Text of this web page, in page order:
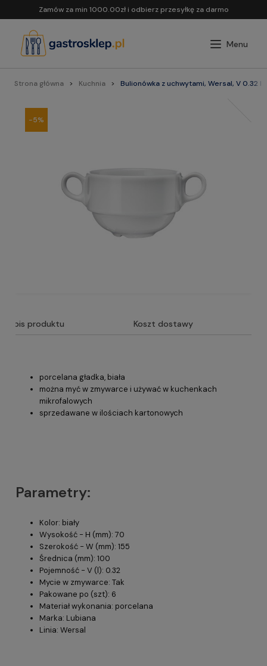
Zamów za min 1000.00zł i odbierz przesyłkę za darmo
Strona główna Kuchnia Bulionówka z uchwytami, Wersal, V 0.32
-5%
Opis produktu Koszt dostawy
porcelana gładka, biała
można myć w zmywarce i używać w kuchenkach
mikrofalowych
sprzedawane w ilościach kartonowych
Parametry:
Kolor: biały
Wysokość - H (mm): 70
Szerokość - W (mm): 155
Średnica (mm): 100
Pojemność - V (l): 0.32
Mycie w zmywarce: Tak
Pakowane po (szt): 6
Materiał wykonania: porcelana
Marka: Lubiana
Linia: Wersal